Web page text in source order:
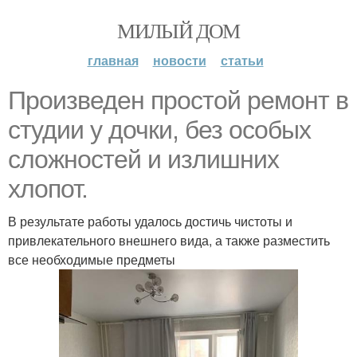
МИЛЫЙ ДОМ
главная новости статьи
Произведен простой ремонт в
студии у дочки, без особых
сложностей и излишних
хлопот.
В результате работы удалось достичь чистоты и
привлекательного внешнего вида, а также разместить
все необходимые предметы